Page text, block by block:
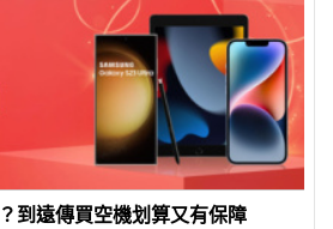
到遠傳買空機划算又有保障